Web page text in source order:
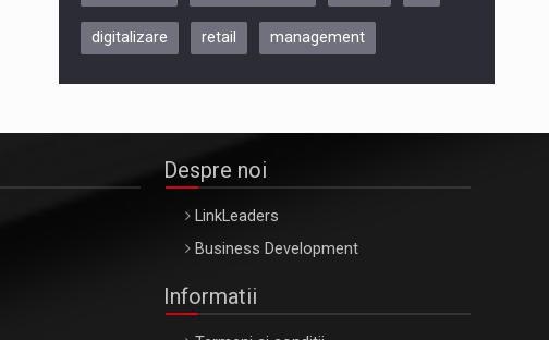
digitalizare retail management
Despre noi
LinkLeaders
Business Development
Informatii